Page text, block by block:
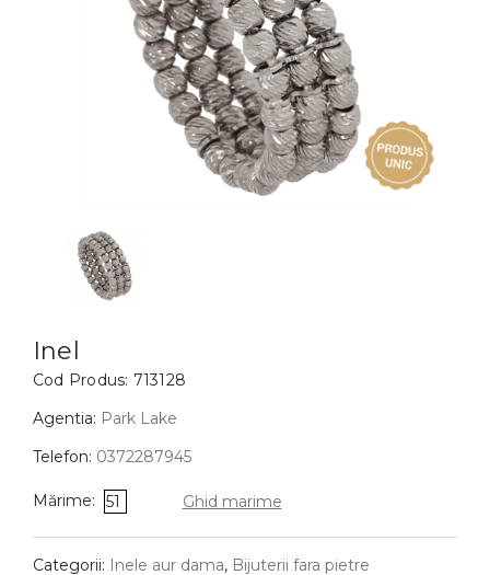
BIJUTERII COPII
Cercei
Bratari
Coliere
Lanturi
Pandantive
DIAMANTE Vezi toate
Inel
Cod Produs: 713128
Agentia: Park Lake
Telefon: 0372287945
Mărime: 51 Ghid marime
Categorii: Inele aur dama, Bijuterii fara pietre